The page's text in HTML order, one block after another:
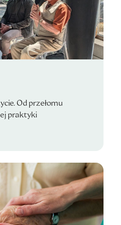
Od przełomu
praktyki